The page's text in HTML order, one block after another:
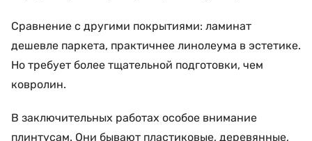
Сравнение с другими покрытиями: ламинат
дешевле паркета, практичнее линолеума в эстетике.
Но требует более тщательной подготовки, чем
ковролин.
В заключительных работах особое внимание
плинтусам. Они бывают пластиковые, деревянные,